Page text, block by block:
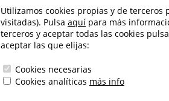
Gretsch G5622T
Utilizamos cookies propias y de
visitadas). Pulsa aquí para más
terceros y aceptar todas las cookies
aceptar las que elijas:
Cookies necesarias
Cookies analíticas más info